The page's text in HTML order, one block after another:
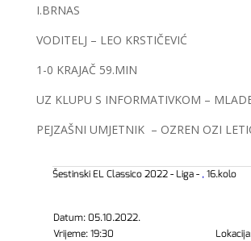
I.BRNAS
VODITELJ – LEO KRSTIČEVIĆ
1-0 KRAJAČ 59.MIN
UZ KLUPU S INFORMATIVKOM –
PEJZAŠNI UMJETNIK – OZREN OZI